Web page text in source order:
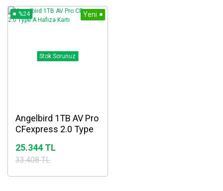
%24 Yeni
Stok Sorunuz
Angelbird 1TB AV Pro
CFexpress 2.0 Type
25.344 TL
33.408 TL